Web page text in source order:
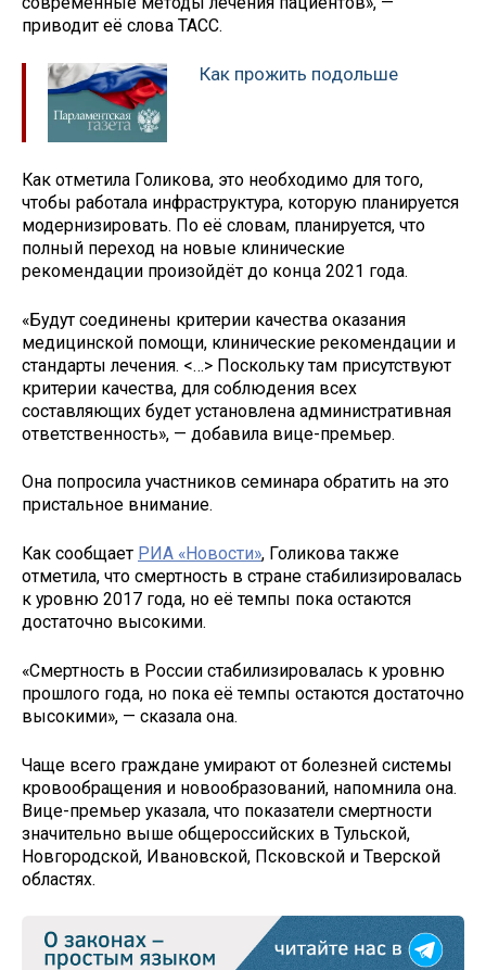
приводит её слова ТАСС.
Как прожить подольше
Как отметила Голикова, это необходимо для того,
чтобы работала инфраструктура, которую планируется
модернизировать. По её словам, планируется, что
полный переход на новые клинические
рекомендации произойдёт до конца 2021 года.
«Будут соединены критерии качества оказания
медицинской помощи, клинические рекомендации и
стандарты лечения. <…> Поскольку там присутствуют
критерии качества, для соблюдения всех
составляющих будет установлена административная
ответственность», — добавила вице-премьер.
Она попросила участников семинара обратить на это
пристальное внимание.
Как сообщает РИА «Новости», Голикова также
отметила, что смертность в стране стабилизировалась
к уровню 2017 года, но её темпы пока остаются
достаточно высокими.
«Смертность в России стабилизировалась к уровню
прошлого года, но пока её темпы остаются достаточно
высокими», — сказала она.
Чаще всего граждане умирают от болезней системы
кровообращения и новообразований, напомнила она.
Вице-премьер указала, что показатели смертности
значительно выше общероссийских в Тульской,
Новгородской, Ивановской, Псковской и Тверской
областях.